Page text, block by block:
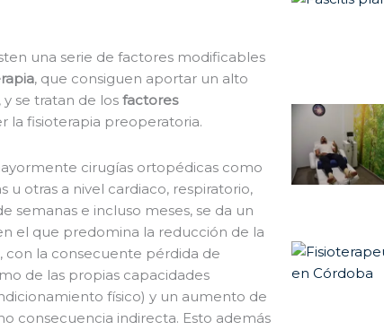
una serie de factores modificables
, que consiguen aportar un alto
se tratan de los factores
la fisioterapia preoperatoria.
cirugías ortopédicas como
u otras a nivel cardiaco, respiratorio,
semanas e incluso meses, se da un
el que predomina la reducción de la
con la consecuente pérdida de
de las propias capacidades
físico) y un aumento de
consecuencia indirecta. Esto además